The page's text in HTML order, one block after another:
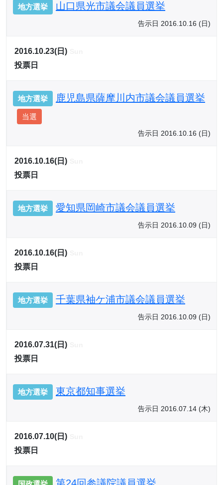
地方選挙 山口県光市議会議員選挙
告示日 2016.10.16 (日)
2016.10.23(日)
投票日
地方選挙 鹿児島県薩摩川内市議会議員選挙
当選
告示日 2016.10.16 (日)
2016.10.16(日)
投票日
地方選挙 愛知県岡崎市議会議員選挙
告示日 2016.10.09 (日)
2016.10.16(日)
投票日
地方選挙 千葉県袖ケ浦市議会議員選挙
告示日 2016.10.09 (日)
2016.07.31(日)
投票日
地方選挙 東京都知事選挙
告示日 2016.07.14 (木)
2016.07.10(日)
投票日